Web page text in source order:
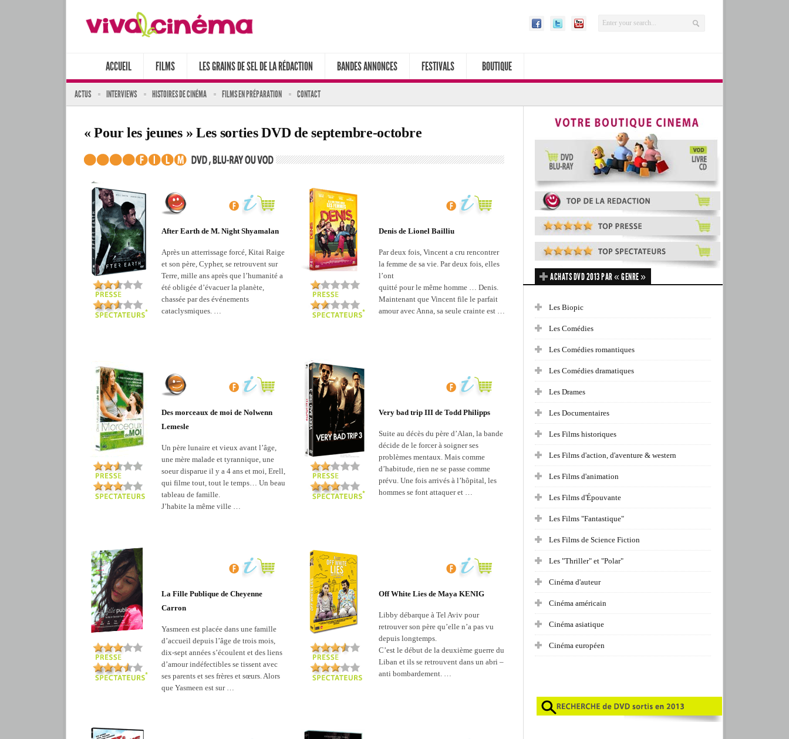
ACCUEIL FILMS LES GRAINS DE SEL DE LA RÉDACTION BANDES ANNONCES FESTIVALS BOUTIQUE
ACTUS INTERVIEWS HISTOIRES DE CINÉMA FILMS EN PRÉPARATION CONTACT
« Pour les jeunes » Les sorties DVD de septembre-octobre
After Earth de M. Night Shyamalan
Après un atterrissage forcé, Kitai Raige
et son père, Cypher, se retrouvent sur
Terre, mille ans après que l’humanité a
été obligée d’évacuer la planète,
chassée par des événements
cataclysmiques. …
Des morceaux de moi de Nolwenn
Lemesle
Un père lunaire et vieux avant l’âge,
une mère malade et tyrannique, une
soeur disparue il y a 4 ans et moi, Erell,
qui filme tout, tout le temps… Un beau
tableau de famille.
J’habite la même ville …
La Fille Publique de Cheyenne
Carron
Yasmeen est placée dans une famille
d’accueil depuis l’âge de trois mois,
dix-sept années s’écoulent et des liens
d’amour indéfectibles se tissent avec
ses parents et ses frères et sœurs. Alors
que Yasmeen est sur …
Denis de Lionel Bailliu
Par deux fois, Vincent a cru rencontrer
la femme de sa vie. Par deux fois, elles
l’ont
quitté pour le même homme … Denis.
Maintenant que Vincent file le parfait
amour avec Anna, sa seule crainte est …
Very bad trip III de Todd Philipps
Suite au décès du père d’Alan, la bande
décide de le forcer à soigner ses
problèmes mentaux. Mais comme
d’habitude, rien ne se passe comme
prévu. Une fois arrivés à l’hôpital, les
hommes se font attaquer et …
Off White Lies de Maya KENIG
Libby débarque à Tel Aviv pour
retrouver son père qu’elle n’a pas vu
depuis longtemps.
C’est le début de la deuxième guerre du
Liban et ils se retrouvent dans un abri –
anti bombardement. …
ACHATS DVD 2013 PAR « GENRE »
Les Biopic
Les Comédies
Les Comédies romantiques
Les Comédies dramatiques
Les Drames
Les Documentaires
Les Films historiques
Les Films d'action, d'aventure & western
Les Films d'animation
Les Films d'Épouvante
Les Films "Fantastique"
Les Films de Science Fiction
Les "Thriller" et "Polar"
Cinéma d'auteur
Cinéma américain
Cinéma asiatique
Cinéma européen